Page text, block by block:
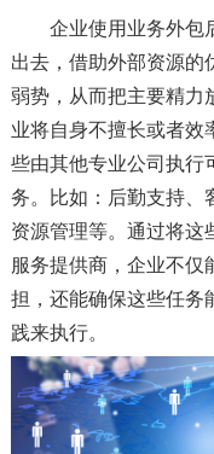
企业使用业务外包
出去，借助外部资源的
弱势，从而把主要精力
业将自身不擅长或者效
些由其他专业公司执行
务。比如：后勤支持、
资源管理等。通过将这
服务提供商，企业不仅
担，还能确保这些任务
践来执行。